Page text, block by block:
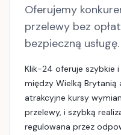
Oferujemy
przelewy bez
bezpieczną usługę.
Klik-24 oferuje szybkie
między Wielką Brytanią
atrakcyjne kursy
przelewy, i szybką
regulowana przez